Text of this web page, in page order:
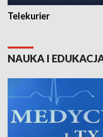
Telekurier
NAUKA I